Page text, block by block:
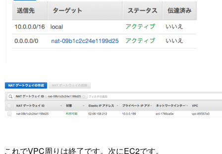
これでVPC周りは終了です。次にEC2です。